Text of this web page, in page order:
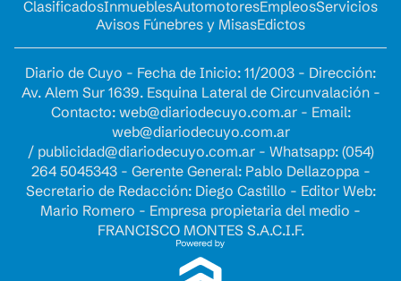
ClasificadosInmueblesAutomotoresEmpleosServicios
Avisos Fúnebres y MisasEdictos
Diario de Cuyo - Fecha de Inicio: 11/2003 - Dirección:
Av. Alem Sur 1639. Esquina Lateral de Circunvalación -
Contacto: web@diariodecuyo.com.ar- Email:
web@diariodecuyo.com.ar
/ publicidad@diariodecuyo.com.ar- Whatsapp: (054)
264 5045343 - Gerente General: Pablo Dellazoppa -
Secretario de Redacción: Diego Castillo - Editor Web:
Mario Romero - Empresa propietaria del medio -
FRANCISCO MONTES S.A.C.I.F.